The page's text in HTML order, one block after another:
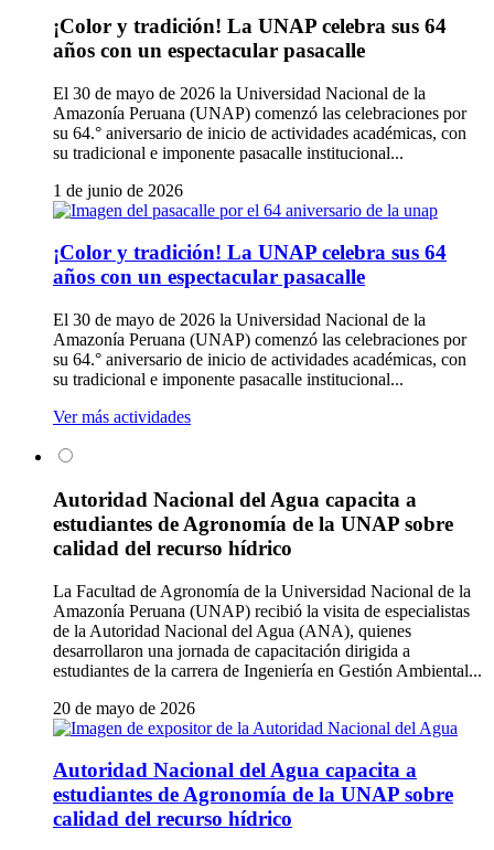
¡Color y tradición! La UNAP celebra sus 64
años con un espectacular pasacalle
El 30 de mayo de 2026 la Universidad Nacional de la
Amazonía Peruana (UNAP) comenzó las celebraciones por
su 64.° aniversario de inicio de actividades académicas, con
su tradicional e imponente pasacalle institucional...
1 de junio de 2026
¡Color y tradición! La UNAP celebra sus 64
años con un espectacular pasacalle
El 30 de mayo de 2026 la Universidad Nacional de la
Amazonía Peruana (UNAP) comenzó las celebraciones por
su 64.° aniversario de inicio de actividades académicas, con
su tradicional e imponente pasacalle institucional...
Ver más actividades
Autoridad Nacional del Agua capacita a
estudiantes de Agronomía de la UNAP sobre
calidad del recurso hídrico
La Facultad de Agronomía de la Universidad Nacional de la
Amazonía Peruana (UNAP) recibió la visita de especialistas
de la Autoridad Nacional del Agua (ANA), quienes
desarrollaron una jornada de capacitación dirigida a
estudiantes de la carrera de Ingeniería en Gestión Ambiental...
20 de mayo de 2026
Autoridad Nacional del Agua capacita a
estudiantes de Agronomía de la UNAP sobre
calidad del recurso hídrico